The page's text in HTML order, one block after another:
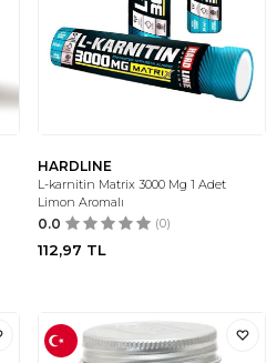
HARDLINE
L-karnitin Matrix 3000 Mg 1 Adet
Limon Aromalı
0.0 (0)
112,97 TL